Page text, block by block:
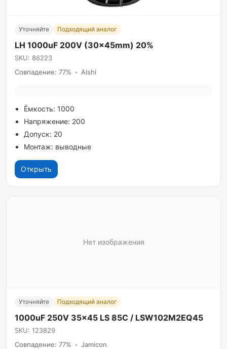
Уточняйте Подходящий аналог
LH 1000uF 200V (30x45mm) 20%
SKU: 86223
Совпадение: 77% • Aishi
Ёмкость: 1000
Напряжение: 200
Допуск: 20
Монтаж: выводные
Открыть
Нет изображения
Уточняйте Подходящий аналог
1000uF 250V 35x45 LS 85C / LSW102M2EQ45
SKU: 123829
Совпадение: 77% • Jamicon